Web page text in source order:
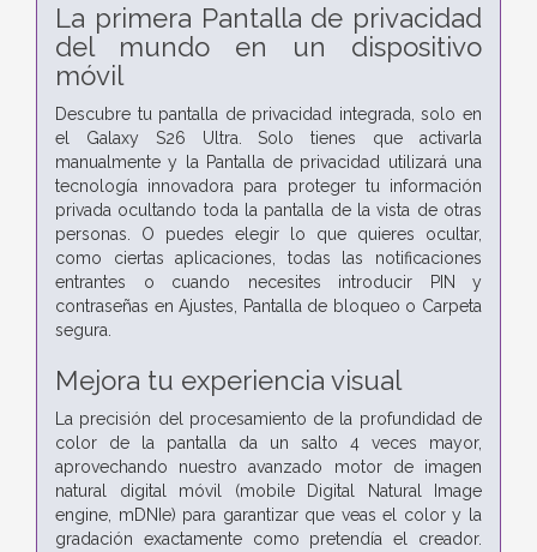
La primera Pantalla de privacidad
del mundo en un dispositivo
móvil
Descubre tu pantalla de privacidad integrada, solo en
el Galaxy S26 Ultra. Solo tienes que activarla
manualmente y la Pantalla de privacidad utilizará una
tecnología innovadora para proteger tu información
privada ocultando toda la pantalla de la vista de otras
personas. O puedes elegir lo que quieres ocultar,
como ciertas aplicaciones, todas las notificaciones
entrantes o cuando necesites introducir PIN y
contraseñas en Ajustes, Pantalla de bloqueo o Carpeta
segura.
Mejora tu experiencia visual
La precisión del procesamiento de la profundidad de
color de la pantalla da un salto 4 veces mayor,
aprovechando nuestro avanzado motor de imagen
natural digital móvil (mobile Digital Natural Image
engine, mDNIe) para garantizar que veas el color y la
gradación exactamente como pretendía el creador.